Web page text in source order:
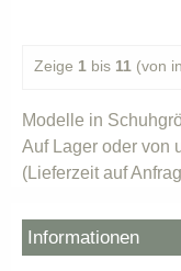
Zeige 1 bis 11 (von
Modelle in
Auf Lager oder von
(Lieferzeit auf
Informationen